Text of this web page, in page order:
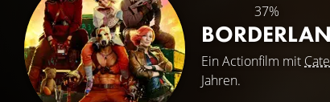
37%
Ein Actionfilm mit
Jahren.